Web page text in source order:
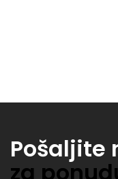
Pošaljite
za